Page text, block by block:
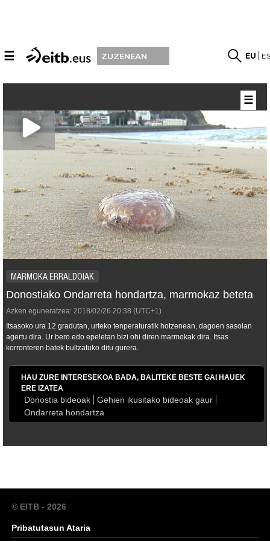
☰ ZUZENEAN EU
MARMOKA ERRALDOIAK
Donostiako Ondarreta hondartza, marmokaz beteta
Azken eguneratzea: 2018/02/26 20:38 (UTC+1)
Itsasoko ura 12 gradutan, urteko tenperaturatik hotzenean, dagoen sasoian
agertu dira. Ur bero edo epeletan bizi ohi diren marmokak dira. Itsas
korronteren batek bultzatuko ditu gurera.
HAU ZURE INTERESEKOA BADA, BALITEKE BESTE GAI HAUEK
ERE IZATEA
Donostia bideoak
Gehien ikusitako bideoak gaur
Ondarreta hondartza
☰
© EITB - 2026
Pribatutasun Ataria